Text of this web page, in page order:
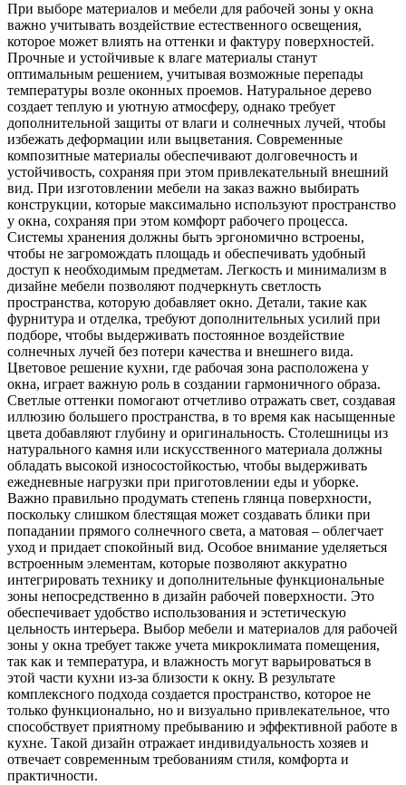
При выборе материалов и мебели для рабочей зоны у окна
важно учитывать воздействие естественного освещения,
которое может влиять на оттенки и фактуру поверхностей.
Прочные и устойчивые к влаге материалы станут
оптимальным решением, учитывая возможные перепады
температуры возле оконных проемов. Натуральное дерево
создает теплую и уютную атмосферу, однако требует
дополнительной защиты от влаги и солнечных лучей, чтобы
избежать деформации или выцветания. Современные
композитные материалы обеспечивают долговечность и
устойчивость, сохраняя при этом привлекательный внешний
вид. При изготовлении мебели на заказ важно выбирать
конструкции, которые максимально используют пространство
у окна, сохраняя при этом комфорт рабочего процесса.
Системы хранения должны быть эргономично встроены,
чтобы не загромождать площадь и обеспечивать удобный
доступ к необходимым предметам. Легкость и минимализм в
дизайне мебели позволяют подчеркнуть светлость
пространства, которую добавляет окно. Детали, такие как
фурнитура и отделка, требуют дополнительных усилий при
подборе, чтобы выдерживать постоянное воздействие
солнечных лучей без потери качества и внешнего вида.
Цветовое решение кухни, где рабочая зона расположена у
окна, играет важную роль в создании гармоничного образа.
Светлые оттенки помогают отчетливо отражать свет, создавая
иллюзию большего пространства, в то время как насыщенные
цвета добавляют глубину и оригинальность. Столешницы из
натурального камня или искусственного материала должны
обладать высокой износостойкостью, чтобы выдерживать
ежедневные нагрузки при приготовлении еды и уборке.
Важно правильно продумать степень глянца поверхности,
поскольку слишком блестящая может создавать блики при
попадании прямого солнечного света, а матовая – облегчает
уход и придает спокойный вид. Особое внимание уделяеться
встроенным элементам, которые позволяют аккуратно
интегрировать технику и дополнительные функциональные
зоны непосредственно в дизайн рабочей поверхности. Это
обеспечивает удобство использования и эстетическую
цельность интерьера. Выбор мебели и материалов для рабочей
зоны у окна требует также учета микроклимата помещения,
так как и температура, и влажность могут варьироваться в
этой части кухни из-за близости к окну. В результате
комплексного подхода создается пространство, которое не
только функционально, но и визуально привлекательное, что
способствует приятному пребыванию и эффективной работе в
кухне. Такой дизайн отражает индивидуальность хозяев и
отвечает современным требованиям стиля, комфорта и
практичности.